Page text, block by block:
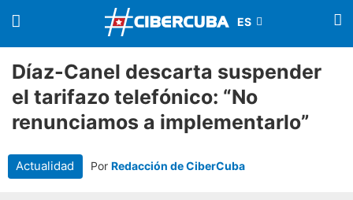
Díaz-Canel descarta suspender
el tarifazo telefónico: “No
renunciamos a implementarlo”
Actualidad Por Redacción de CiberCuba